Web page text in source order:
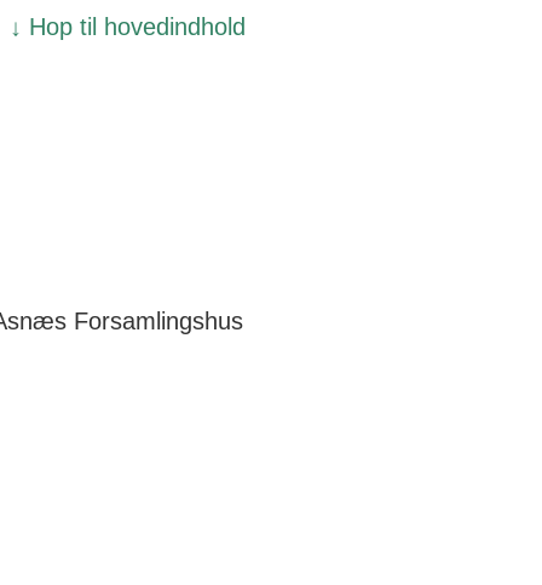
↓ Hop til hovedindhold
Forsamlingshus